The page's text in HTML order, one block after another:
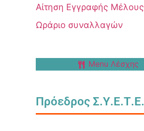
Αίτηση Εγγραφής Μέλους
Ωράριο συναλλαγών
Menu Λέσχης
Πρόεδρος Σ.Υ.Ε.Τ.Ε.